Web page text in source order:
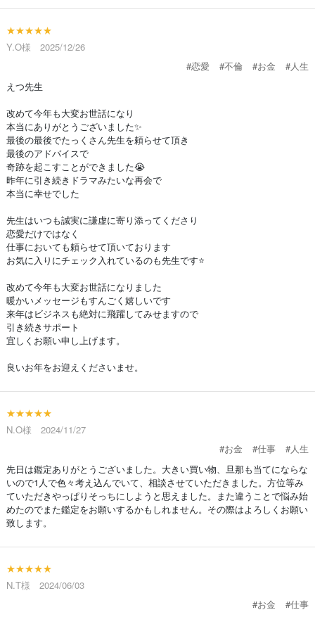
★★★★★
Y.O様 2025/12/26
#恋愛
#不倫 #お金
#人生
えつ先生
改めて今年も大変お世話になり
本当にありがとうございました✨
最後の最後でたっくさん先生を頼らせて頂き
最後のアドバイスで
奇跡を起こすことができました😭
昨年に引き続きドラマみたいな再会で
本当に幸せでした
先生はいつも誠実に謙虚に寄り添ってくださり
恋愛だけではなく
仕事においても頼らせて頂いております
お気に入りにチェック入れているのも先生です⭐️
改めて今年も大変お世話になりました
暖かいメッセージもすんごく嬉しいです
来年はビジネスも絶対に飛躍してみせますので
引き続きサポート
宜しくお願い申し上げます。
良いお年をお迎えくださいませ。
★★★★★
N.O様 2024/11/27
#お金
#仕事
#人生
先日は鑑定ありがとうございました。大きい買い物、旦那も当てにならな
いので1人で色々考え込んでいて、相談させていただきました。方位等み
ていただきやっぱりそっちにしようと思えました。また違うことで悩み始
めたのでまた鑑定をお願いするかもしれません。その際はよろしくお願い
致します。
★★★★★
N.T様 2024/06/03
#お金
#仕事